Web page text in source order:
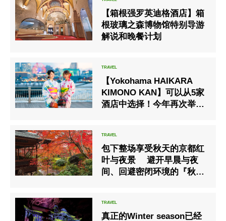
【箱根强罗英迪格酒店】箱
根玻璃之森博物馆特别导游
解说和晚餐计划
【Yokohama HAIKARA
KIMONO KAN】可以从5家
酒店中选择！今年再次举办
包下整场享受秋天的京都红
叶与夜景 避开早晨与夜
间、回避密闭环境的『秋之
真正的Winter season已经